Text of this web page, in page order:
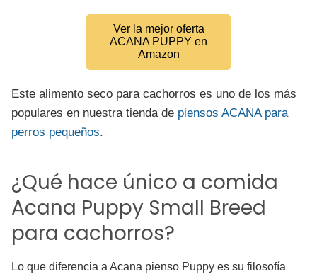
Ver la mejor oferta
ACANA PUPPY en
Amazon
Este alimento seco para cachorros es uno de los más
populares en nuestra tienda de piensos ACANA para
perros pequeños.
¿Qué hace único a comida
Acana Puppy Small Breed
para cachorros?
Lo que diferencia a Acana pienso Puppy es su filosofía